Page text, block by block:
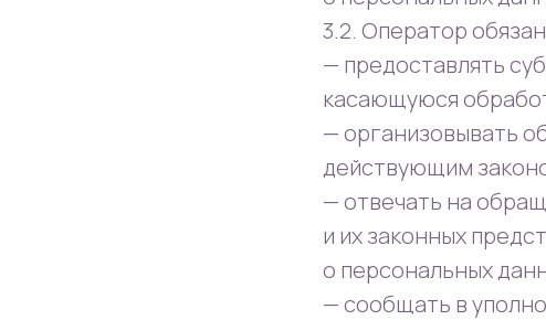
3.2. Оператор
— предоставлять
касающуюся
— организовывать
действующим
— отвечать на
и их законных
о персональных
— сообщать в